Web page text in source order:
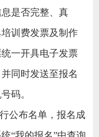
是否完整、真
训费发票及制作
一开具电子发票
并同时发送至报名
码。
公布名单，报名成